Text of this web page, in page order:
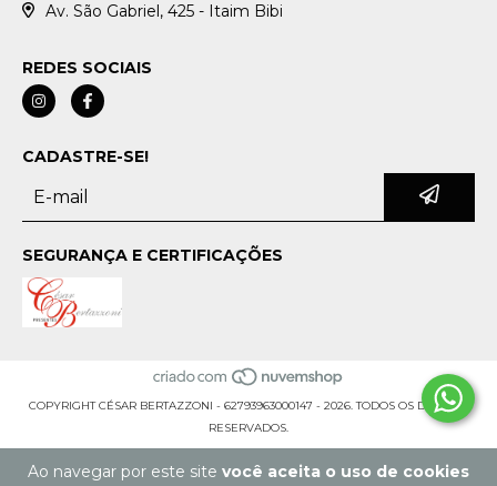
Ao navegar por este site você aceita o uso de cookies
Av. São Gabriel, 425 - Itaim Bibi
REDES SOCIAIS
CADASTRE-SE!
SEGURANÇA E CERTIFICAÇÕES
COPYRIGHT CÉSAR BERTAZZONI - 62793963000147 - 2026. TODOS OS DIREITOS
RESERVADOS.